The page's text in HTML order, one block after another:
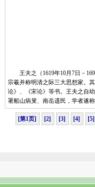
王夫之（1619年10月7日－
宗羲并称明清之际三大思想家。
论》、《宋论》等书。王夫之自
署船山病叟、南岳遗民，学者遂
[第1页] [2] [3] [4] [5]